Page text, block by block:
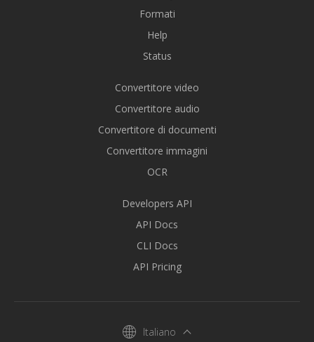
Formati
Help
Status
Convertitore video
Convertitore audio
Convertitore di documenti
Convertitore immagini
OCR
Developers API
API Docs
CLI Docs
API Pricing
Italiano